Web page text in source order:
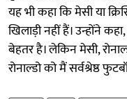
यह भी कहा कि मेसी या
खिलाड़ी नहीं हैं। उन्होंने
बेहतर है। लेकिन मेसी,
रोनाल्डो को मैं सर्वश्रेष्ठ